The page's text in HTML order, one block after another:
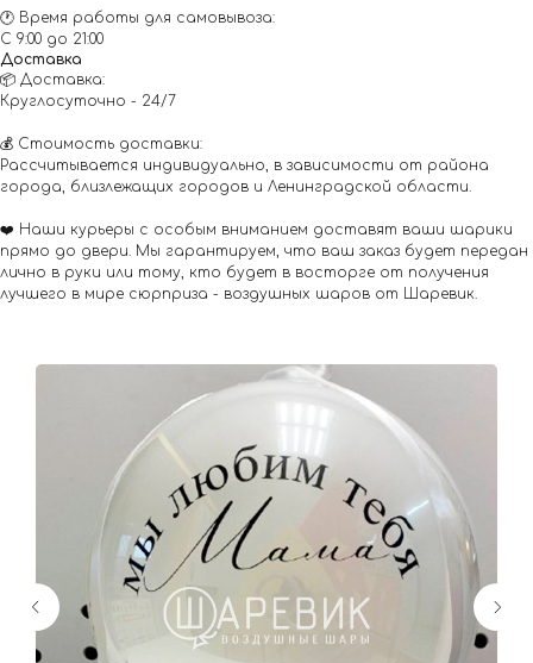
🕐 Время работы для самовывоза:
С 9:00 до 21:00
Доставка
📦 Доставка:
Круглосуточно - 24/7
💰 Стоимость доставки:
Рассчитывается индивидуально, в зависимости от района
города, близлежащих городов и Ленинградской области.
❤️ Наши курьеры с особым вниманием доставят ваши шарики
прямо до двери. Мы гарантируем, что ваш заказ будет передан
лично в руки или тому, кто будет в восторге от получения
лучшего в мире сюрприза - воздушных шаров от Шаревик.